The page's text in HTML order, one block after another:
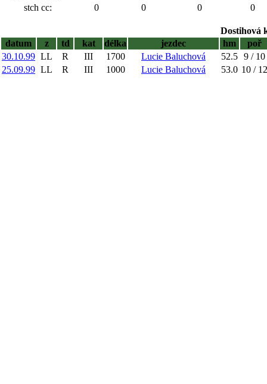
stch cc:
0 0 0 0
Dostihová
datum
z td kat délka jezdec hm
poř
30.10.99 LL R III 1700 Lucie Baluchová 52.5 9 / 10
25.09.99 LL R III 1000 Lucie Baluchová 53.0 10 / 12